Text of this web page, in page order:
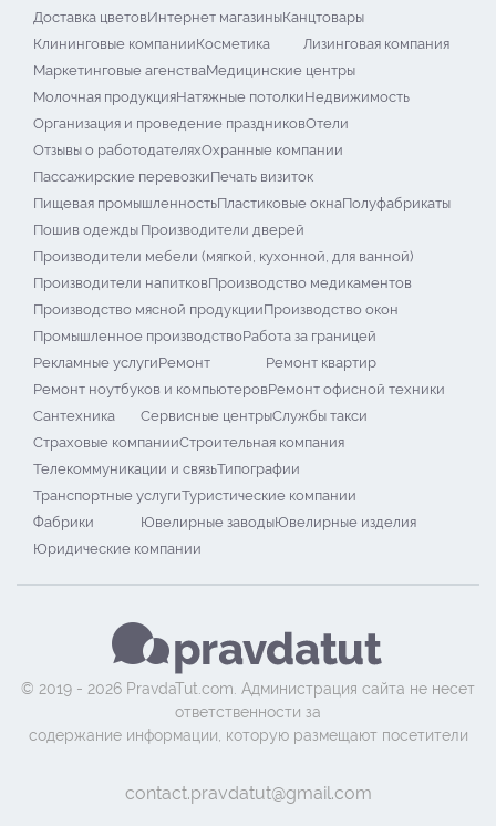
Доставка цветовИнтернет магазиныКанцтовары
Клининговые компанииКосметика
Лизинговая компания
Маркетинговые агенстваМедицинские центры
Молочная продукцияНатяжные потолкиНедвижимость
Организация и проведение праздниковОтели
Отзывы о работодателяхОхранные компании
Пассажирские перевозкиПечать визиток
Пищевая промышленностьПластиковые окнаПолуфабрикаты
Пошив одежды Производители дверей
Производители мебели (мягкой, кухонной, для ванной)
Производители напитковПроизводство медикаментов
Производство мясной продукцииПроизводство окон
Промышленное производствоРабота за границей
Рекламные услугиРемонт
Ремонт квартир
Ремонт ноутбуков и компьютеровРемонт офисной техники
Сантехника
Сервисные центрыСлужбы такси
Страховые компанииСтроительная компания
Телекоммуникации и связьТипографии
Транспортные услугиТуристические компании
Фабрики
Ювелирные заводыЮвелирные изделия
Юридические компании
© 2019 - 2026 PravdaTut.com. Администрация сайта не несет
ответственности за
содержание информации, которую размещают посетители
contact.pravdatut@gmail.com